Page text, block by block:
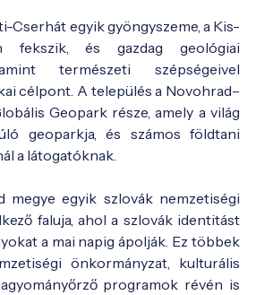
Cserhát egyik gyöngyszeme, a Kis-
fekszik, és gazdag geológiai
természeti szépségeivel
célpont. A település a Novohrad–
Geopark része, amely a világ
geoparkja, és számos földtani
a látogatóknak.
megye egyik szlovák nemzetiségi
faluja, ahol a szlovák identitást
a mai napig ápolják. Ez többek
önkormányzat, kulturális
programok révén is